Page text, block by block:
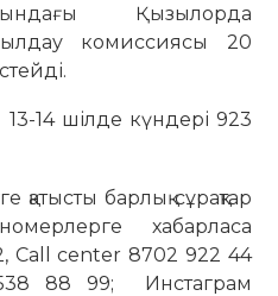
Қызылорда
комиссиясы 20
14 шілде күндері 923
қатысты барлық сұрақтар
хабарласа
Call center 8702 922 44
88 99; Инстаграм